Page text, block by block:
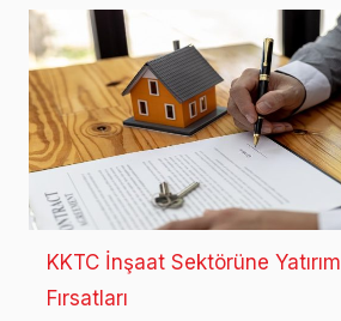
KKTC İnşaat Sektörüne Yatırım
Fırsatları